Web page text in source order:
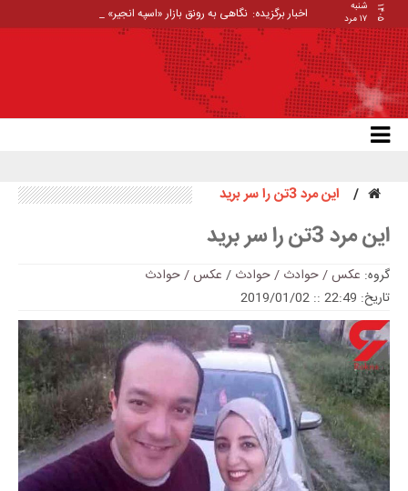
۱۴۰۵
شنبه
۱۷ مرد
اخبار برگزیده: نگاهی به رونق بازار «اسپه انجیر»
این مرد 3تن را سر برید
این مرد 3تن را سر برید
گروه: عکس / حوادث / حوادث / عکس / حوادث
تاریخ: 22:49 :: 2019/01/02